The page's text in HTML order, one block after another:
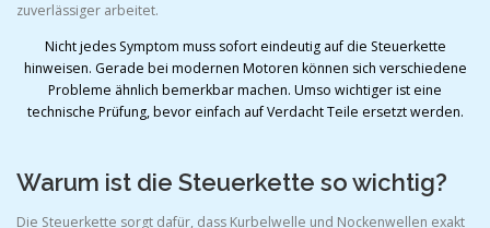
zuverlässiger arbeitet.
Nicht jedes Symptom muss sofort eindeutig auf die Steuerkette
hinweisen. Gerade bei modernen Motoren können sich verschiedene
Probleme ähnlich bemerkbar machen. Umso wichtiger ist eine
technische Prüfung, bevor einfach auf Verdacht Teile ersetzt werden.
Warum ist die Steuerkette so wichtig?
Die Steuerkette sorgt dafür, dass Kurbelwelle und Nockenwellen exakt